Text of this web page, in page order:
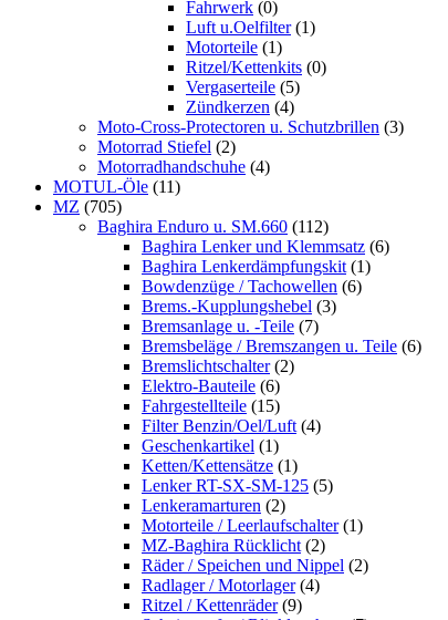
Fahrwerk (0)
Luft u.Oelfilter (1)
Motorteile (1)
Ritzel/Kettenkits (0)
Vergaserteile (5)
Zündkerzen (4)
Moto-Cross-Protectoren u. Schutzbrillen (3)
Motorrad Stiefel (2)
Motorradhandschuhe (4)
MOTUL-Öle (11)
MZ (705)
Baghira Enduro u. SM.660 (112)
Baghira Lenker und Klemmsatz (6)
Baghira Lenkerdämpfungskit (1)
Bowdenzüge / Tachowellen (6)
Brems.-Kupplungshebel (3)
Bremsanlage u. -Teile (7)
Bremsbeläge / Bremszangen u. Teile (6)
Bremslichtschalter (2)
Elektro-Bauteile (6)
Fahrgestellteile (15)
Filter Benzin/Oel/Luft (4)
Geschenkartikel (1)
Ketten/Kettensätze (1)
Lenker RT-SX-SM-125 (5)
Lenkeramarturen (2)
Motorteile / Leerlaufschalter (1)
MZ-Baghira Rücklicht (2)
Räder / Speichen und Nippel (2)
Radlager / Motorlager (4)
Ritzel / Kettenräder (9)